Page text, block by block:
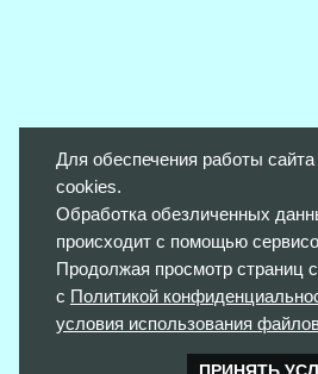
Для обеспечения работы
cookies.
Обработка обезличенных
происходит с помощью
Продолжая просмотр страниц
с Политикой
условия использования